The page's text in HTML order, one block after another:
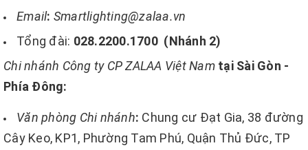
Email: Smartlighting@zalaa.vn
Tổng đài: 028.2200.1700 (Nhánh 2)
Chi nhánh Công ty CP ZALAA Việt Namtại Sài Gòn -
Phía Đông:
Văn phòng Chi nhánh: Chung cư Đạt Gia, 38 đường
Cây Keo, KP1, Phường Tam Phú, Quận Thủ Đức, TP